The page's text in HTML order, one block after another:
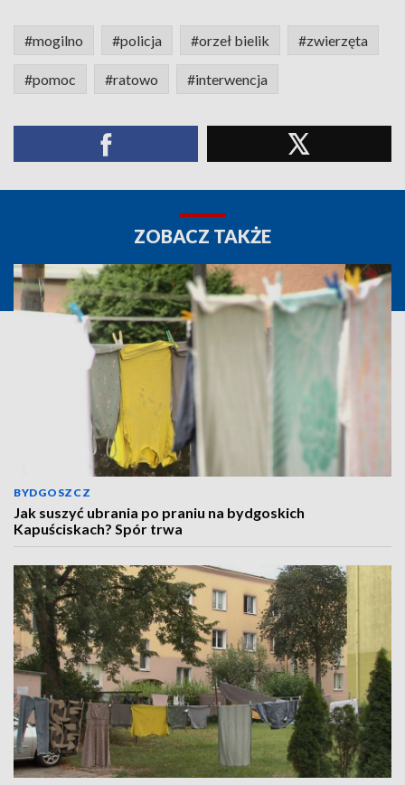
#mogilno #policja #orzeł bielik #zwierzęta
#pomoc #ratowo #interwencja
ZOBACZ TAKŻE
BYDGOSZCZ
Jak suszyć ubrania po praniu na bydgoskich
Kapuściskach? Spór trwa